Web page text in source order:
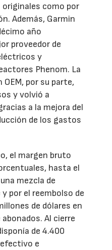
como por
Además, Garmin
año
proveedor de
y
Phenom. La
por su parte,
y volvió a
a la mejora del
de los gastos
el margen bruto
hasta el
mezcla de
por el reembolso de
de dólares en
Al cierre
de 4.400
e